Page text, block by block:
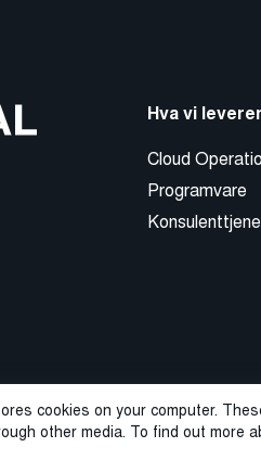
cookies on your computer.
other media. To find out more
Hva vi leverer
Cloud
Programvare